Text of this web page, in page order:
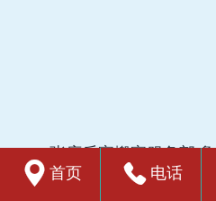
张店乐家搬家服务部
 首页  电话